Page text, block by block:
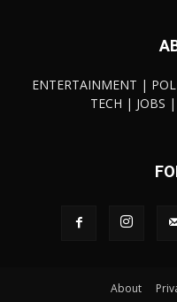
ENTERTAINMENT |
TECH | JOBS
About